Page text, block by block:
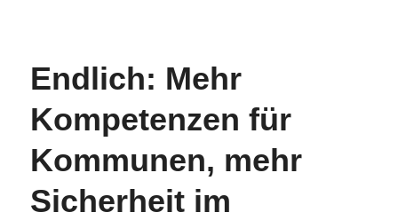
Endlich: Mehr
Kompetenzen für
Kommunen, mehr
Sicherheit im